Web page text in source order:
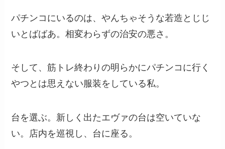
パチンコにいるのは、やんちゃそうな若造とじじ
いとばばあ。相変わらずの治安の悪さ。
そして、筋トレ終わりの明らかにパチンコに行く
やつとは思えない服装をしている私。
台を選ぶ。新しく出たエヴァの台は空いていな
い。店内を巡視し、台に座る。